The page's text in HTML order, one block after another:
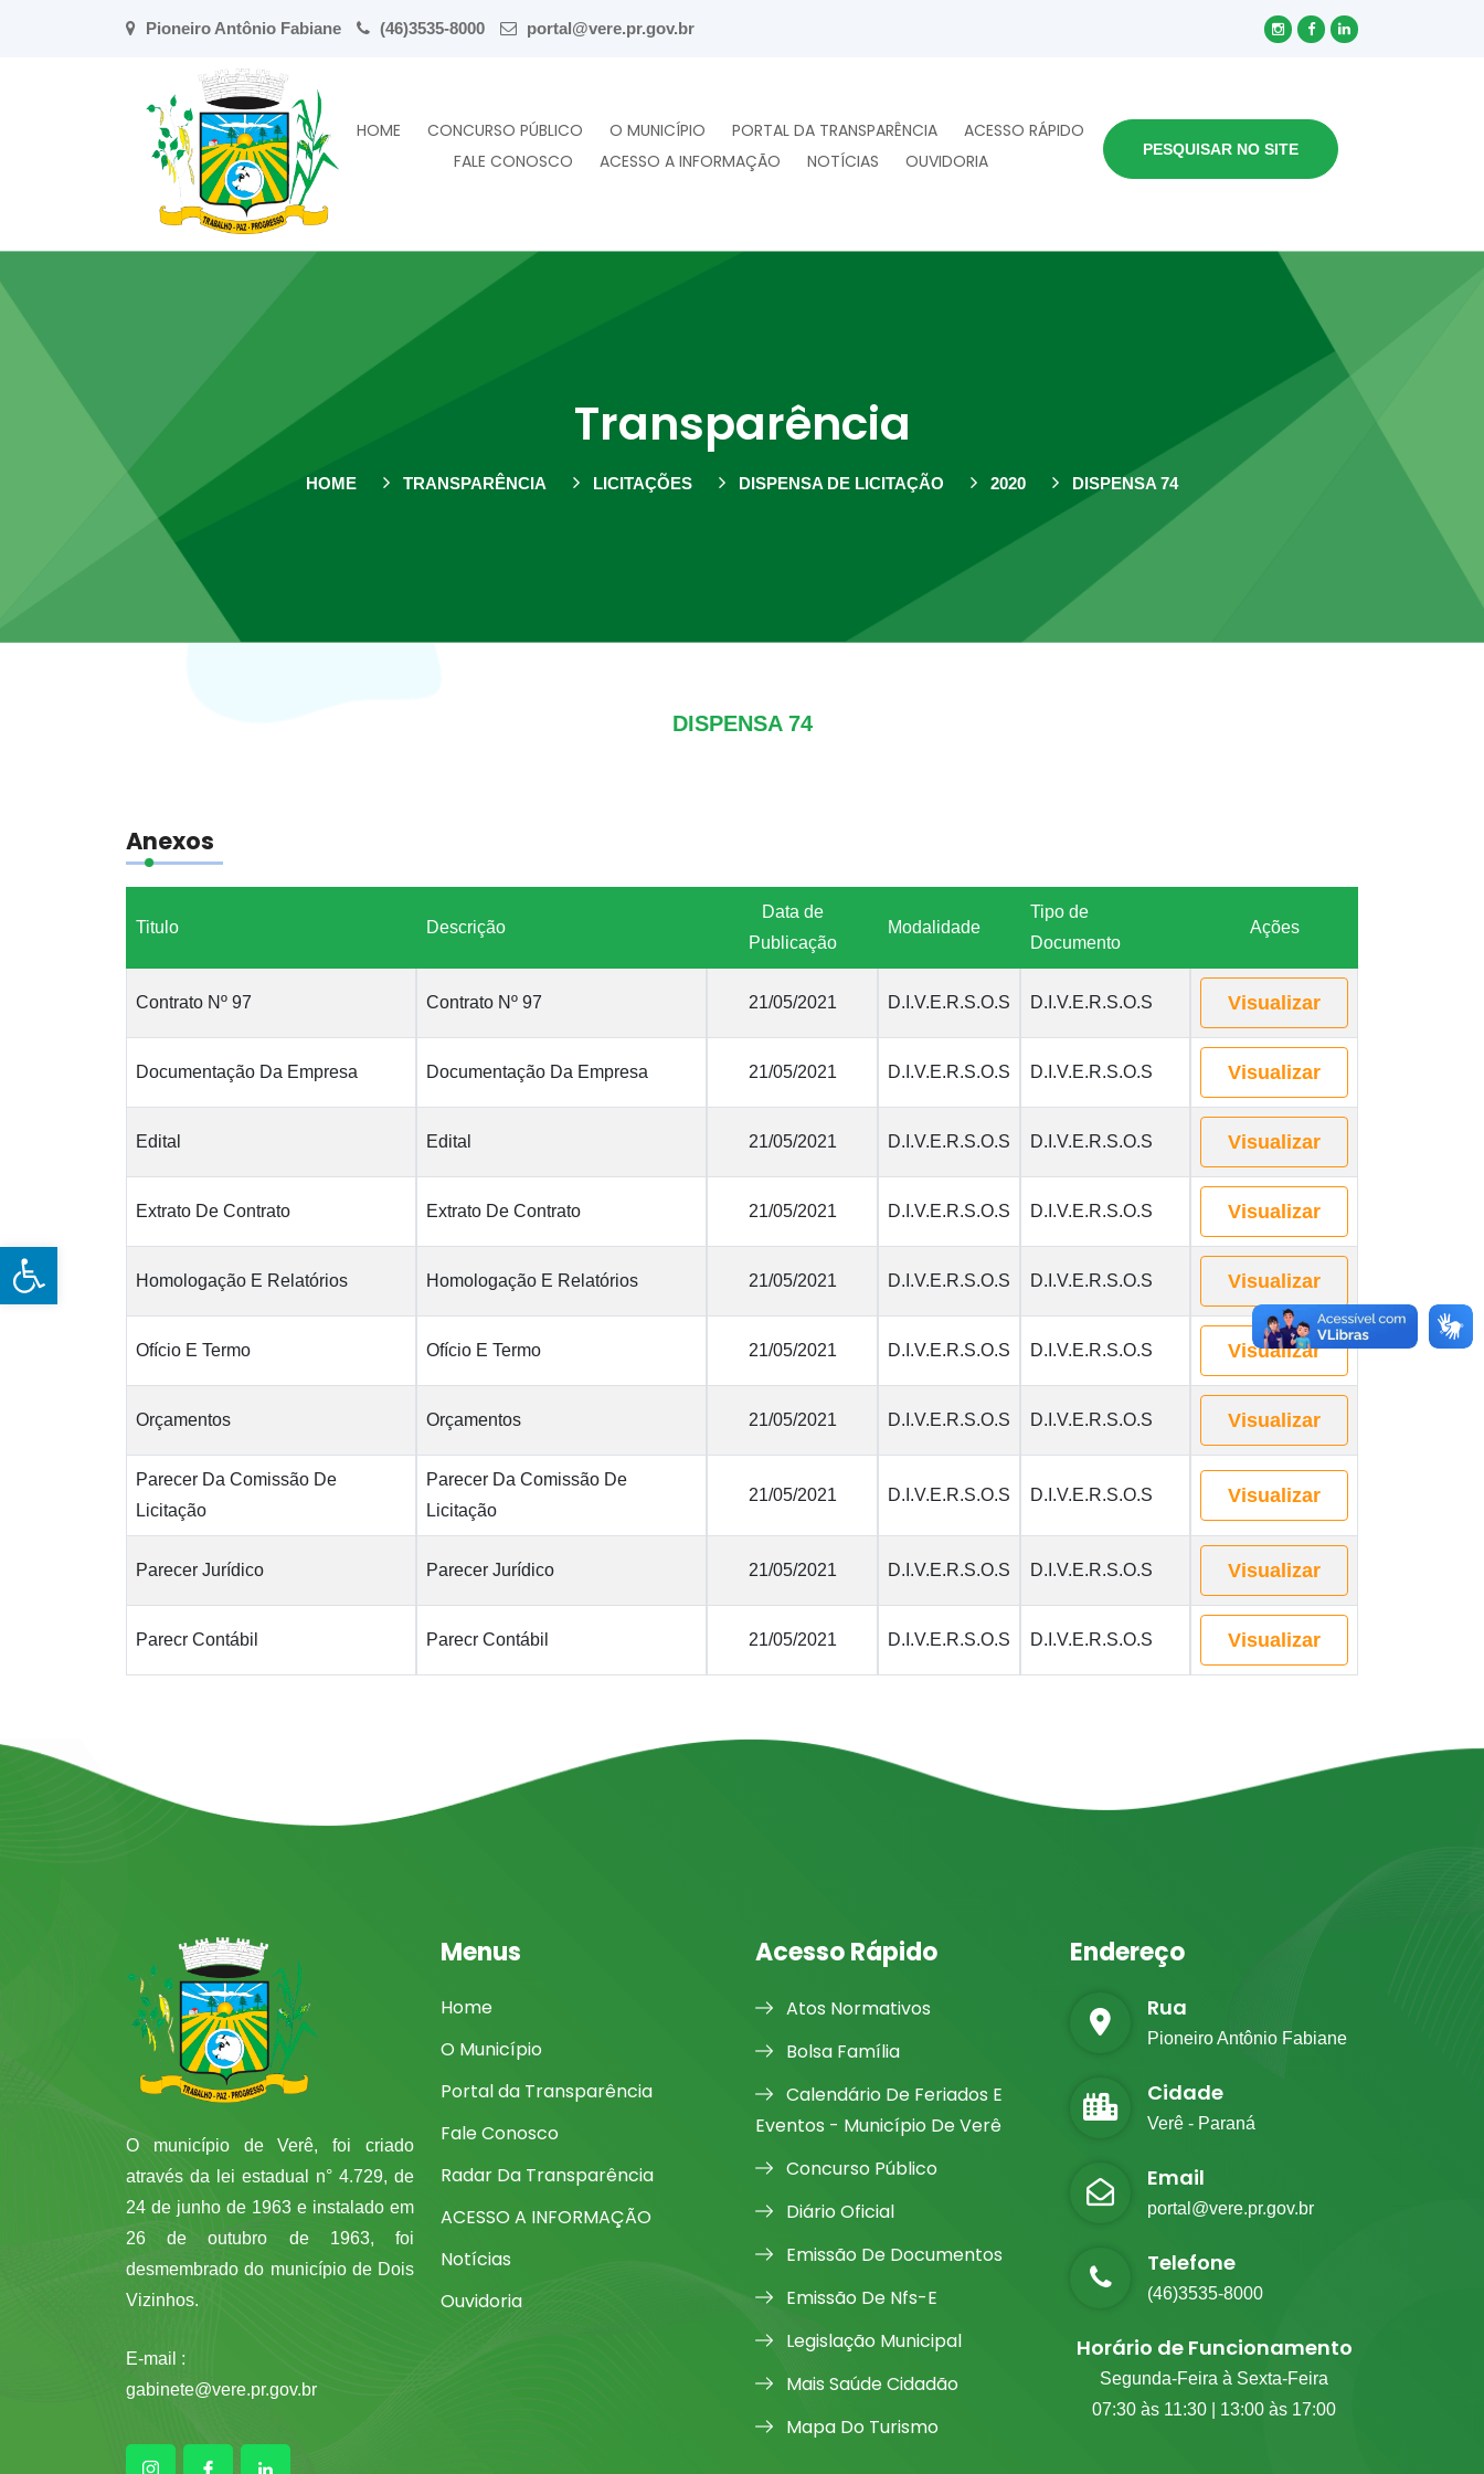
Open toolbar
Pioneiro Antônio Fabiane (46)3535-8000 portal@vere.pr.gov.br
HOME CONCURSO PÚBLICO O MUNICÍPIO PORTAL DA TRANSPARÊNCIA
ACESSO RÁPIDO
FALE CONOSCO
ACESSO A INFORMAÇÃO NOTÍCIAS OUVIDORIA
PESQUISAR NO SITE
Transparência
HOME TRANSPARÊNCIA LICITAÇÕES DISPENSA DE LICITAÇÃO 2020 DISPENSA 74
DISPENSA 74
Anexos
Titulo Descrição
Data de
Publicação
Modalidade
Tipo de
Documento
Ações
Contrato Nº 97 Contrato Nº 97 21/05/2021 D.I.V.E.R.S.O.S D.I.V.E.R.S.O.S Visualizar
Documentação Da Empresa Documentação Da Empresa 21/05/2021 D.I.V.E.R.S.O.S D.I.V.E.R.S.O.S Visualizar
Edital Edital 21/05/2021 D.I.V.E.R.S.O.S D.I.V.E.R.S.O.S Visualizar
Extrato De Contrato Extrato De Contrato 21/05/2021 D.I.V.E.R.S.O.S D.I.V.E.R.S.O.S Visualizar
Homologação E Relatórios Homologação E Relatórios 21/05/2021 D.I.V.E.R.S.O.S D.I.V.E.R.S.O.S Visualizar
Ofício E Termo Ofício E Termo 21/05/2021 D.I.V.E.R.S.O.S D.I.V.E.R.S.O.S Visualizar
Orçamentos Orçamentos 21/05/2021 D.I.V.E.R.S.O.S D.I.V.E.R.S.O.S Visualizar
Parecer Da Comissão De
Licitação
Parecer Da Comissão De
Licitação
21/05/2021 D.I.V.E.R.S.O.S D.I.V.E.R.S.O.S Visualizar
Parecer Jurídico Parecer Jurídico 21/05/2021 D.I.V.E.R.S.O.S D.I.V.E.R.S.O.S Visualizar
Parecr Contábil Parecr Contábil 21/05/2021 D.I.V.E.R.S.O.S D.I.V.E.R.S.O.S Visualizar
O município de Verê, foi criado
através da lei estadual n° 4.729, de
24 de junho de 1963 e instalado em
26 de outubro de 1963, foi
desmembrado do município de Dois
Vizinhos.
E-mail :
gabinete@vere.pr.gov.br
Menus
Home
O Município
Portal da Transparência
Fale Conosco
Radar Da Transparência
ACESSO A INFORMAÇÃO
Notícias
Ouvidoria
Acesso Rápido
Atos Normativos
Bolsa Família
Calendário De Feriados E
Eventos - Município De Verê
Concurso Público
Diário Oficial
Emissão De Documentos
Emissão De Nfs-E
Legislação Municipal
Mais Saúde Cidadão
Mapa Do Turismo
Endereço
Rua
Pioneiro Antônio Fabiane
Cidade
Verê - Paraná
Email
portal@vere.pr.gov.br
Telefone
(46)3535-8000
Horário de Funcionamento
Segunda-Feira à Sexta-Feira
07:30 às 11:30 | 13:00 às 17:00